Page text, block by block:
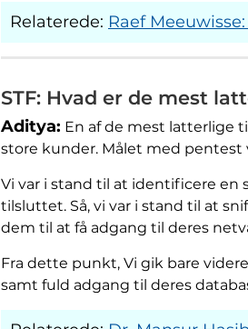
Relaterede: Raef
STF: Hvad er de mest
Aditya: En af de mest latterlige
store kunder. Målet med
Vi var i stand til at identificere en
tilsluttet. Så, vi var i stand til at
dem til at få adgang til deres
Fra dette punkt, Vi gik bare
samt fuld adgang til deres